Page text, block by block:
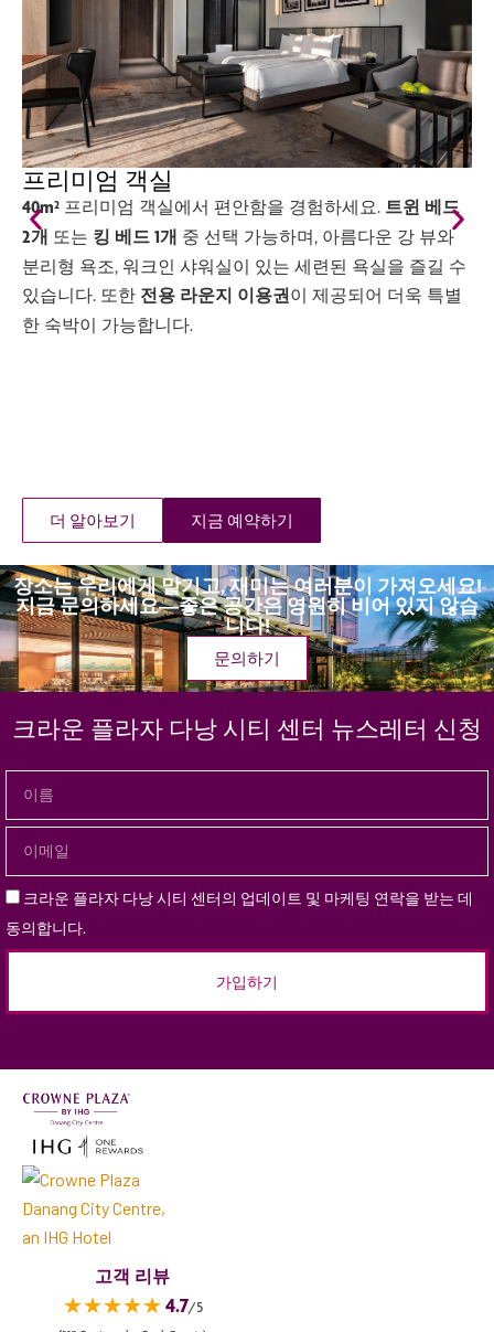
프리미엄 객실
40m² 프리미엄 객실에서 편안함을 경험하세요. 트윈 베드
2개 또는 킹 베드 1개 중 선택 가능하며, 아름다운 강 뷰와
분리형 욕조, 워크인 샤워실이 있는 세련된 욕실을 즐길 수
있습니다. 또한 전용 라운지 이용권이 제공되어 더욱 특별
한 숙박이 가능합니다.
더 알아보기 지금 예약하기
장소는 우리에게 맡기고, 재미는 여러분이 가져오세요!
지금 문의하세요—좋은 공간은 영원히 비어 있지 않습
니다!
문의하기
크라운 플라자 다낭 시티 센터 뉴스레터 신청
크라운 플라자 다낭 시티 센터의 업데이트 및 마케팅 연락을 받는 데
동의합니다.
가입하기
고객 리뷰
★★★★★4.7/5